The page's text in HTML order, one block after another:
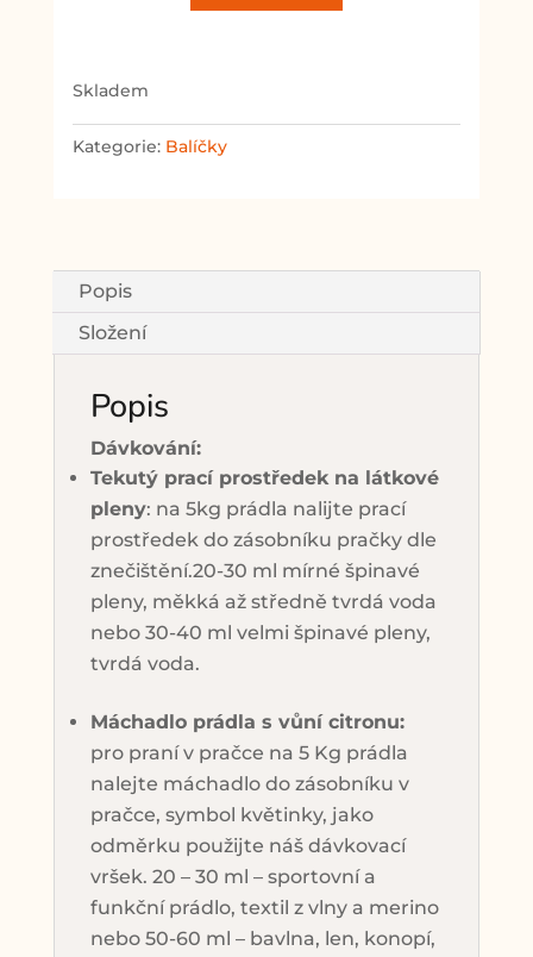
skladem
Kategorie: Balíčky
Popis
Složení
Popis
Dávkování:
Tekutý prací prostředek na látkové
pleny: na 5kg prádla nalijte prací
prostředek do zásobníku pračky dle
znečištění.20-30 ml mírné špinavé
pleny, měkká až středně tvrdá voda
nebo 30-40 ml velmi špinavé pleny,
tvrdá voda.
Máchadlo prádla s vůní citronu:
pro praní v pračce na 5 Kg prádla
nalejte máchadlo do zásobníku v
pračce, symbol květinky, jako
odměrku použijte náš dávkovací
vršek. 20 – 30 ml – sportovní a
funkční prádlo, textil z vlny a merino
nebo 50-60 ml – bavlna, len, konopí,